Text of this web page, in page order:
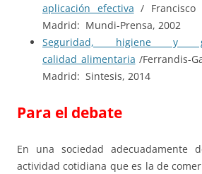
aplicación efectiva / Francisco
Madrid: Mundi-Prensa, 2002
Seguridad, higiene
calidad alimentaria /Ferrandis-
Madrid: Sintesis, 2014
Para el debate
En una sociedad adecuadamente
actividad cotidiana que es la de